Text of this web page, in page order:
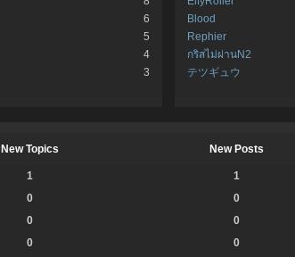
6
5
4
3
Blood
Rephier
กริสไม่ผ่านN2
テツギュウ
New Topics New Posts
1 1
0 0
0 0
0 0